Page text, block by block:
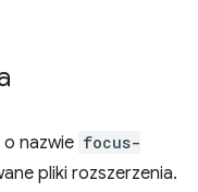
nazwie focus-
pliki rozszerzenia.